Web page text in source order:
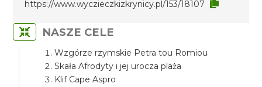
https://www.wyczieczkizkrynicy.pl/153/18107
NASZE CELE
Wzgórze rzymskie Petra tou Romiou
Skała Afrodyty i jej urocza plaża
Klif Cape Aspro